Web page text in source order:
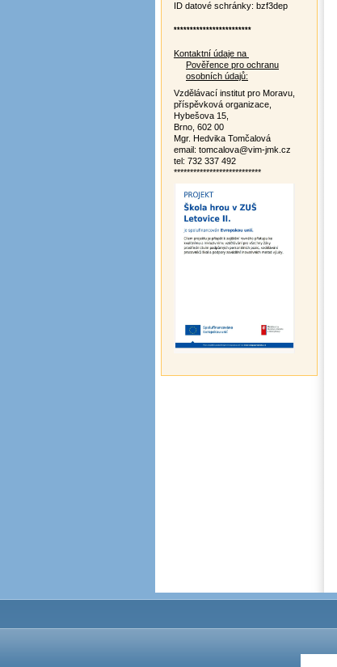
ID datové schránky: bzf3dep
************************
Kontaktní údaje na
Pověřence pro ochranu
osobních údajů:
Vzdělávací institut pro Moravu,
příspěvková organizace,
Hybešova 15,
Brno, 602 00
Mgr. Hedvika Tomčalová
email: tomcalova@vim-jmk.cz
tel: 732 337 492
***************************